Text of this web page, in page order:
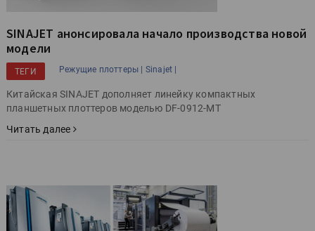
SINAJET анонсировала начало производства новой
модели
ТЕГИ Режущие плоттеры | Sinajet |
Китайская SINAJET дополняет линейку компактных
планшетных плоттеров моделью DF-0912-MT
Читать далее